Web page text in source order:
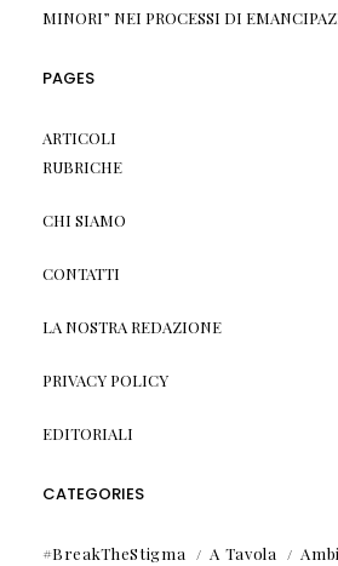
MINORI” NEI PROCESSI DI
PAGES
ARTICOLI
RUBRICHE
CHI SIAMO
CONTATTI
LA NOSTRA REDAZIONE
PRIVACY POLICY
EDITORIALI
CATEGORIES
#BreakTheStigma A Tavola